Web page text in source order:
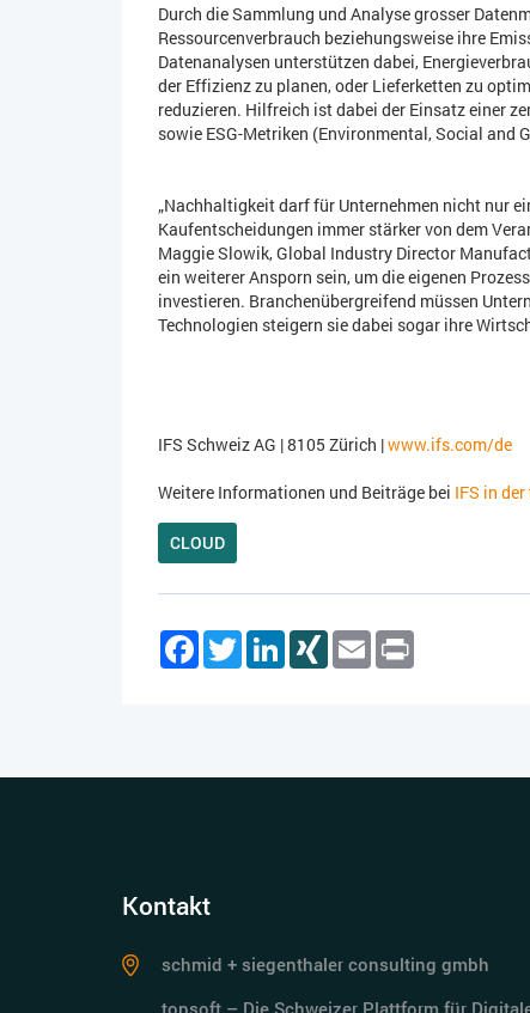
Durch die Sammlung und Analyse grosser
Ressourcenverbrauch beziehungsweise ihre
Datenanalysen unterstützen dabei,
der Effizienz zu planen, oder Lieferketten zu
reduzieren. Hilfreich ist dabei der Einsatz einer
sowie ESG-Metriken (Environmental, Social
„Nachhaltigkeit darf für Unternehmen nicht nur
Kaufentscheidungen immer stärker von dem
Maggie Slowik, Global Industry Director
ein weiterer Ansporn sein, um die eigenen
investieren. Branchenübergreifend müssen
Technologien steigern sie dabei sogar ihre
IFS Schweiz AG | 8105 Zürich |www.ifs.com/de
Weitere Informationen und Beiträge bei IFS in
CLOUD
FacebookTwitterLinkedInXING Email
Kontakt
schmid + siegenthaler consulting gmbh
topsoft – Die Schweizer Plattform für